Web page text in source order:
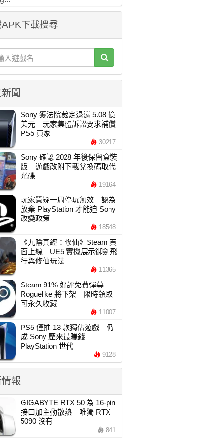
下載搜尋
聞
Sony 獲法院裁定退還 5.08 億
美元 玩家集體訴訟要求補償
PS5 買家
30217
Sony 確認 2028 年後保留盒裝
版 遊戲改附下載兌換碼取代
光碟
19164
玩家質疑一周停玩無效 認為
放棄 PlayStation 才能迫 Sony
改變政策
18548
《九陰真經：修仙》Steam 頁
面上線 UE5 實機展示御劍飛
行與修仙玩法
11365
Steam 91% 好評免費彈幕
Roguelike 將下架 限時領取
可永久收藏
11007
PS5 僅推 13 款獨佔遊戲 仍
成 Sony 歷來最賺錢
PlayStation 世代
9128
報
GIGABYTE RTX 50 為 16-pin
接口加主動散熱 唯獨 RTX
5090 沒有
841